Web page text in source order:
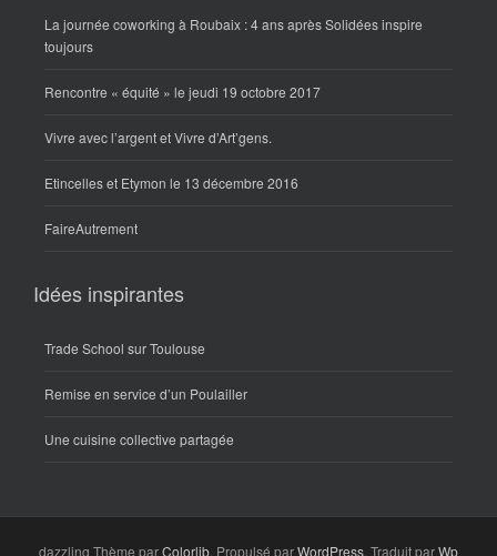
La journée coworking à Roubaix : 4 ans après Solidées inspire
toujours
Rencontre « équité » le jeudi 19 octobre 2017
Vivre avec l’argent et Vivre d’Art’gens.
Etincelles et Etymon le 13 décembre 2016
FaireAutrement
Idées inspirantes
Trade School sur Toulouse
Remise en service d’un Poulailler
Une cuisine collective partagée
dazzling Thème parColorlib. Propulsé parWordPress. Traduit parWp